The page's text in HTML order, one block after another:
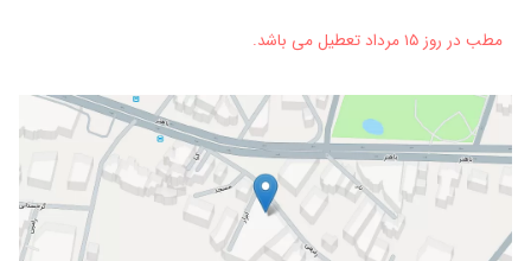
مطب در روز ۱۵ مرداد تعطیل می باشد.